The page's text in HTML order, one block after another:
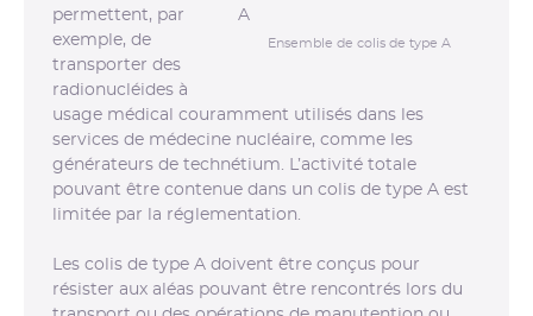
Ensemble de colis de type A
permettent, par
exemple, de
transporter des
radionucléides à
usage médical couramment utilisés dans les
services de médecine nucléaire, comme les
générateurs de technétium. L’activité totale
pouvant être contenue dans un colis de type A est
limitée par la réglementation.
Les colis de type A doivent être conçus pour
résister aux aléas pouvant être rencontrés lors du